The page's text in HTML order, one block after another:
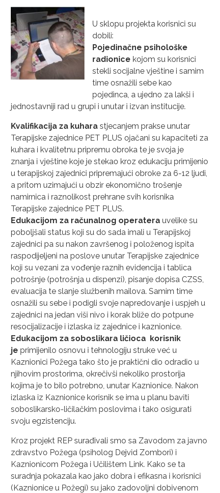
U sklopu projekta korisnici su
dobili:
Pojedinačne psihološke
radionice kojom su korisnici
stekli socijalne vještine i samim
time osnažili sebe kao
pojedinca, a ujedno za lakši i
jednostavniji rad u grupi i unutar i izvan institucije.
Kvalifikacija za kuhara stjecanjem prakse unutar
Terapijske zajednice PET PLUS ojačani su kapaciteti za
kuhara i kvalitetnu pripremu obroka te je svoja je
znanja i vještine koje je stekao kroz edukaciju primijenio
u terapijskoj zajednici pripremajući obroke za 6-12 ljudi,
a pritom uzimajući u obzir ekonomično trošenje
namirnica i raznolikost prehrane svih korisnika
Terapijske zajednice PET PLUS.
Edukacijom za računalnog operaterauvelike su
poboljšali status koji su do sada imali u Terapijskoj
zajednici pa su nakon završenog i položenog ispita
raspodijeljeni na poslove unutar Terapijske zajednice
koji su vezani za vođenje raznih evidencija i tablica
potrošnje (potrošnja u dispenzi), pisanje dopisa CZSS,
evaluacija te slanje službenih mailova. Samim time
osnažili su sebe i podigli svoje napredovanje i uspjeh u
zajednici na jedan viši nivo i korak bliže do potpune
resocijalizacije i izlaska iz zajednice i kaznionice.
Edukacijom za soboslikara ličioca korisnik
jeprimijenilo osnovu i tehnologiju struke već u
Kaznionici Požega tako što je praktični dio odradio u
njihovim prostorima, okrečivši nekoliko prostorija
kojima je to bilo potrebno, unutar Kaznionice. Nakon
izlaska iz Kaznionice korisnik se ima u planu baviti
soboslikarsko-ličilačkim poslovima i tako osigurati
svoju egzistenciju.
Kroz projekt REP surađivali smo sa Zavodom za javno
zdravstvo Požega (psiholog Dejvid Zombori) i
Kaznionicom Požega i Učilištem Link. Kako se ta
suradnja pokazala kao jako dobra i efikasna i korisnici
(Kaznionice u Požegi) su jako zadovoljni dobivenom